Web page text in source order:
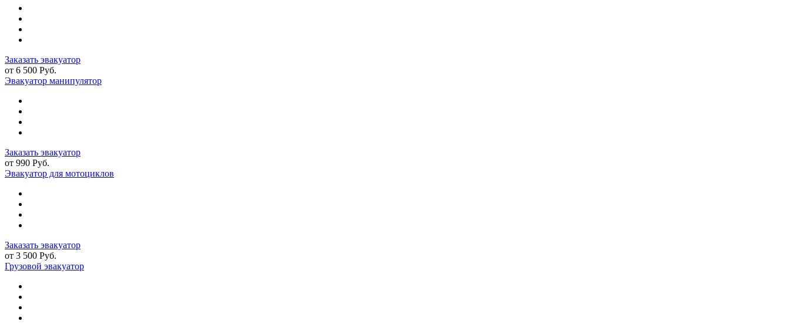
Заказать эвакуатор
от 6 500 Руб.
Эвакуатор манипулятор
Заказать эвакуатор
от 990 Руб.
Эвакуатор для мотоциклов
Заказать эвакуатор
от 3 500 Руб.
Грузовой эвакуатор